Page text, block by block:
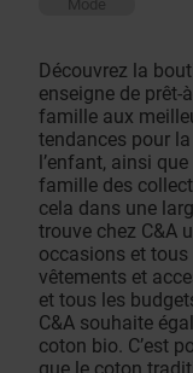
Mode
Découvrez la
enseigne de prêt-
famille aux
tendances pour
l’enfant, ainsi
famille des
cela dans une
trouve chez C&A
occasions et tous
vêtements et
et tous les
C&A souhaite
coton bio. C’est